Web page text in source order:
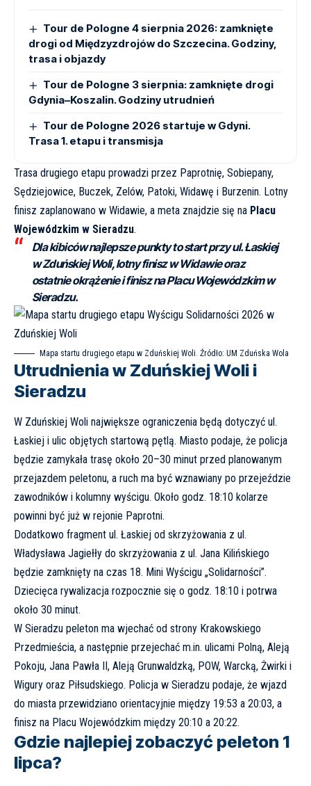
Tour de Pologne 4 sierpnia 2026: zamknięte
drogi od Międzyzdrojów do Szczecina. Godziny,
trasa i objazdy
Tour de Pologne 3 sierpnia: zamknięte drogi
Gdynia–Koszalin. Godziny utrudnień
Tour de Pologne 2026 startuje w Gdyni.
Trasa 1. etapu i transmisja
Trasa drugiego etapu prowadzi przez Paprotnię, Sobiepany,
Sędziejowice, Buczek, Zelów, Patoki, Widawę i Burzenin. Lotny
finisz zaplanowano w Widawie, a meta znajdzie się na Placu
Wojewódzkim w Sieradzu.
Dla kibiców najlepsze punkty to start przy ul. Łaskiej
w Zduńskiej Woli, lotny finisz w Widawie oraz
ostatnie okrążenie i finisz na Placu Wojewódzkim w
Sieradzu.
Mapa startu drugiego etapu w Zduńskiej Woli. Źródło: UM Zduńska Wola
Utrudnienia w Zduńskiej Woli i
Sieradzu
W Zduńskiej Woli największe ograniczenia będą dotyczyć ul.
Łaskiej i ulic objętych startową pętlą. Miasto podaje, że policja
będzie zamykała trasę około 20–30 minut przed planowanym
przejazdem peletonu, a ruch ma być wznawiany po przejeździe
zawodników i kolumny wyścigu. Około godz. 18:10 kolarze
powinni być już w rejonie Paprotni.
Dodatkowo fragment ul. Łaskiej od skrzyżowania z ul.
Władysława Jagiełły do skrzyżowania z ul. Jana Kilińskiego
będzie zamknięty na czas 18. Mini Wyścigu „Solidarności”.
Dziecięca rywalizacja rozpocznie się o godz. 18:10 i potrwa
około 30 minut.
W Sieradzu peleton ma wjechać od strony Krakowskiego
Przedmieścia, a następnie przejechać m.in. ulicami Polną, Aleją
Pokoju, Jana Pawła II, Aleją Grunwaldzką, POW, Warcką, Żwirki i
Wigury oraz Piłsudskiego. Policja w Sieradzu podaje, że wjazd
do miasta przewidziano orientacyjnie między 19:53 a 20:03, a
finisz na Placu Wojewódzkim między 20:10 a 20:22.
Gdzie najlepiej zobaczyć peleton 1
lipca?